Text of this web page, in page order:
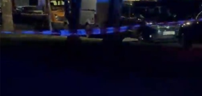
Friedrichshall'de
saldırıda iki kişi
yaralandı. Olayın